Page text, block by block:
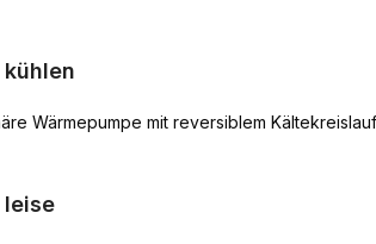
Wärmepumpe mit reversiblem
leise